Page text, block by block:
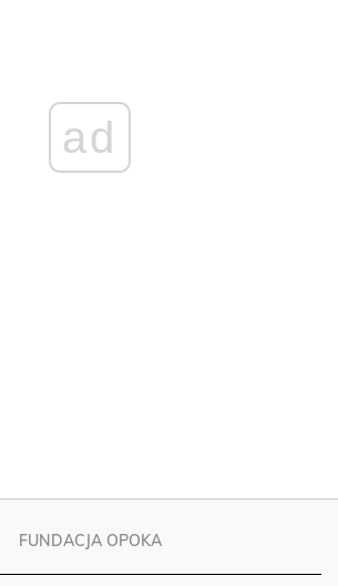
FUNDACJA OPOKA